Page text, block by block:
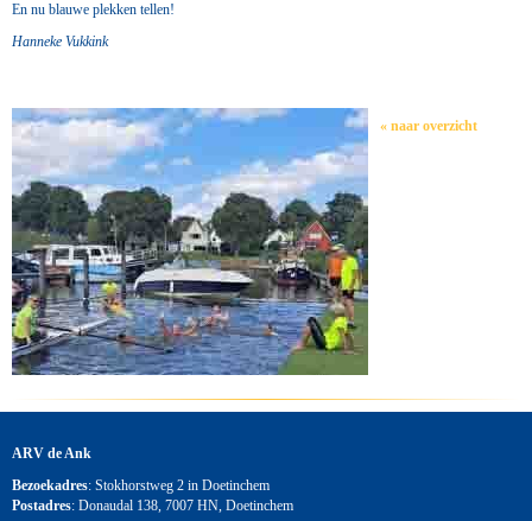
En nu blauwe plekken tellen!
Hanneke Vukkink
« naar overzicht
ARV de Ank
Bezoekadres: Stokhorstweg 2 in Doetinchem
Postadres: Donaudal 138, 7007 HN, Doetinchem